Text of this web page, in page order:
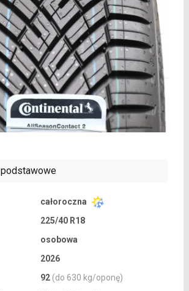
podstawowe
całoroczna
225/40 R18
osobowa
2026
92 (do 630 kg/oponę)